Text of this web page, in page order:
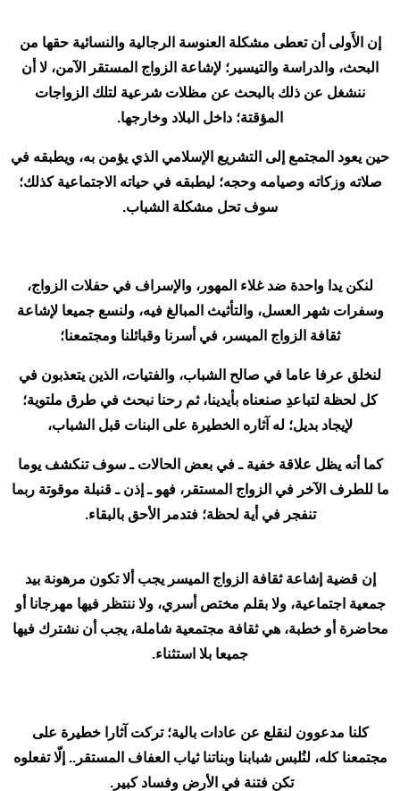
إن الأَولى أن تعطى مشكلة العنوسة الرجالية والنسائية حقها من
البحث، والدراسة والتيسير؛ لإشاعة الزواج المستقر الآمن، لا أن
ننشغل عن ذلك بالبحث عن مظلات شرعية لتلك الزواجات
المؤقتة؛ داخل البلاد وخارجها.
حين يعود المجتمع إلى التشريع الإسلامي الذي يؤمن به، ويطبقه في
صلاته وزكاته وصيامه وحجه؛ ليطبقه في حياته الاجتماعية كذلك؛
سوف تحل مشكلة الشباب.
لنكن يدا واحدة ضد غلاء المهور، والإسراف في حفلات الزواج،
وسفرات شهر العسل، والتأثيث المبالغ فيه، ولنسع جميعا لإشاعة
ثقافة الزواج الميسر، في أسرنا وقبائلنا ومجتمعنا؛
لنخلق عرفا عاما في صالح الشباب، والفتيات، الذين يتعذبون في
كل لحظة لتباعدِ صنعناه بأيدينا، ثم رحنا نبحث في طرق ملتوية؛
لإيجاد بديل؛ له آثاره الخطيرة على البنات قبل الشباب،
كما أنه يظل علاقة خفية ـ في بعض الحالات ـ سوف تنكشف يوما
ما للطرف الآخر في الزواج المستقر، فهو ـ إذن ـ قنبلة موقوتة ربما
تنفجر في أية لحظة؛ فتدمر الأحق بالبقاء.
إن قضية إشاعة ثقافة الزواج الميسر يجب ألا تكون مرهونة بيد
جمعية اجتماعية، ولا بقلم مختص أسري، ولا ننتظر فيها مهرجانا أو
محاضرة أو خطبة، هي ثقافة مجتمعية شاملة، يجب أن نشترك فيها
جميعا بلا استثناء.
كلنا مدعوون لنقلع عن عادات بالية؛ تركت آثارا خطيرة على
مجتمعنا كله، لنُلبس شبابنا وبناتنا ثياب العفاف المستقر.. إلّا تفعلوه
تكن فتنة في الأرض وفساد كبير.